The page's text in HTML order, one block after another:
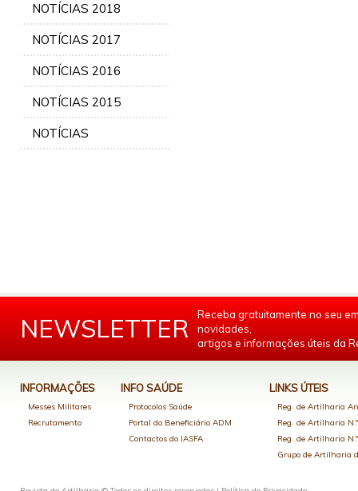
NOTÍCIAS 2018
NOTÍCIAS 2017
NOTÍCIAS 2016
NOTÍCIAS 2015
NOTÍCIAS
NEWSLETTER
Receba gratuitamente no seu
novidades,
artigos e informações úteis da
INFORMAÇÕES
Messes Militares
Recrutamento
INFO SAÚDE
Protocolos Saúde
Portal do Beneficiário ADM
Contactos do IASFA
LINKS ÚTEIS
Reg. de Artilharia
Reg. de Artilharia
Reg. de Artilharia
Grupo de Artilharia